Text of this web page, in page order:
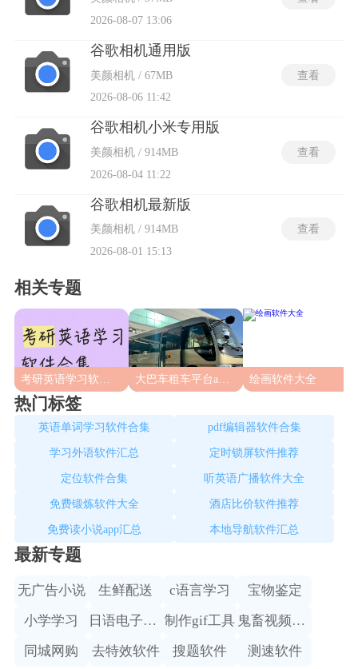
2026-08-07 13:06
谷歌相机通用版
美颜相机 / 67MB
2026-08-06 11:42
查看
谷歌相机小米专用版
美颜相机 / 914MB
2026-08-04 11:22
查看
谷歌相机最新版
美颜相机 / 914MB
2026-08-01 15:13
查看
相关专题
绘画软件大全
热门标签
英语单词学习软件合集
pdf编辑器软件合集
学习外语软件汇总
定时锁屏软件推荐
定位软件合集
听英语广播软件大全
免费锻炼软件大全
酒店比价软件推荐
免费读小说app汇总
本地导航软件汇总
最新专题
无广告小说 生鲜配送 c语言学习 宝物鉴定
小学学习 日语电子词典 制作gif工具 鬼畜视频制作
同城网购 去特效软件 搜题软件 测速软件